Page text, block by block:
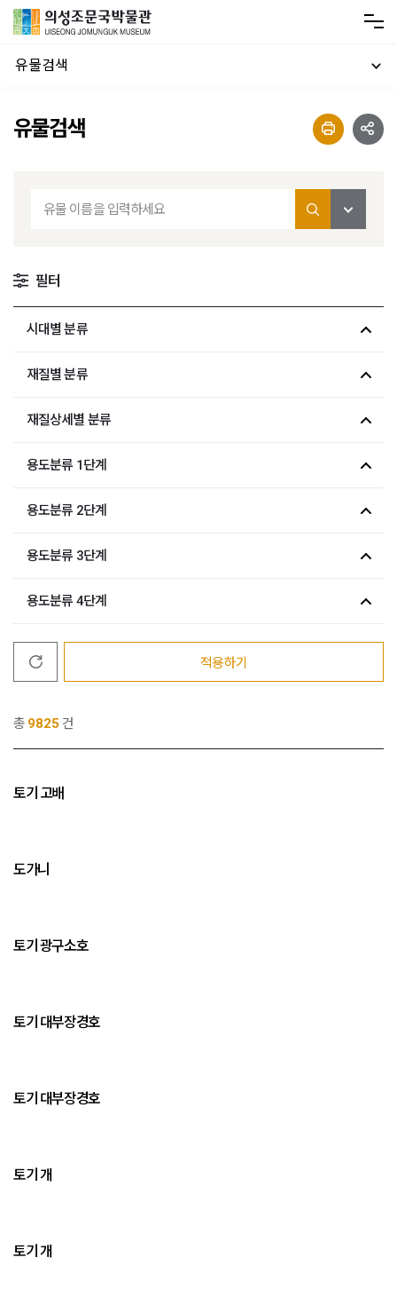
유물검색
유물검색
총 9825 건
토기 고배
도가니
토기 광구소호
토기 대부장경호
토기 대부장경호
토기 개
토기 개
필터
시대별 분류
재질별 분류
재질상세별 분류
용도분류 1단계
용도분류 2단계
용도분류 3단계
용도분류 4단계
적용하기